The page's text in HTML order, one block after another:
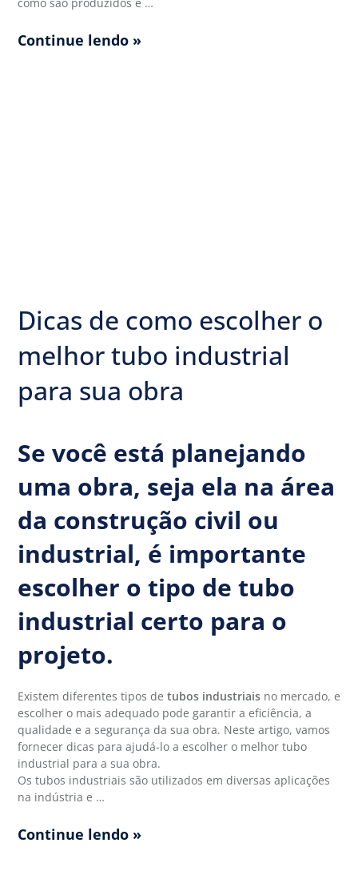
Continue lendo »
Dicas de como escolher o
melhor tubo industrial
para sua obra
Se você está planejando
uma obra, seja ela na área
da construção civil ou
industrial, é importante
escolher o tipo de tubo
industrial certo para o
projeto.
Existem diferentes tipos de tubos industriais no mercado, e
escolher o mais adequado pode garantir a eficiência, a
qualidade e a segurança da sua obra. Neste artigo, vamos
fornecer dicas para ajudá-lo a escolher o melhor tubo
industrial para a sua obra.
Os tubos industriais são utilizados em diversas aplicações
na indústria e …
Continue lendo »